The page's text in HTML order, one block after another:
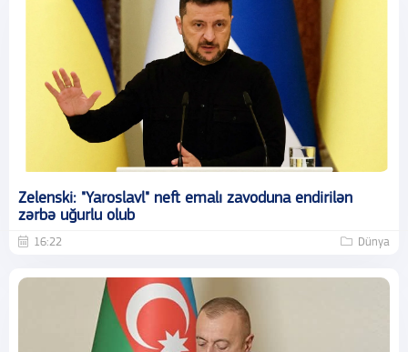
Zelenski: "Yaroslavl" neft emalı zavoduna endirilən
zərbə uğurlu olub
16:22 Dünya